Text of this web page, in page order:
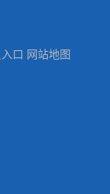
体化絮凝沉淀池
口 网站地图